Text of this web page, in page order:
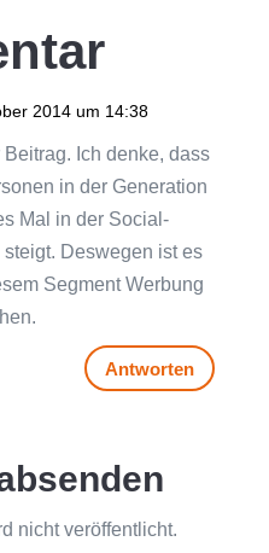
2014 um 14:38
Ich denke, dass
in der Generation
Mal in der Social-
Deswegen ist es
Segment Werbung
Antworten
nicht veröffentlicht.